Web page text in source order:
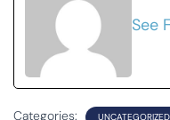
See
Categories: UNCATEGORIZED